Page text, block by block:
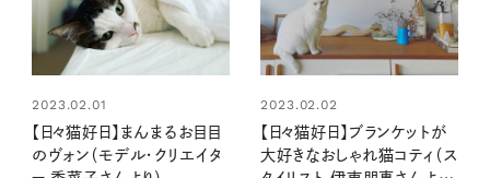
2023.02.01
【日々猫好日】まんまるお目目
のヴォン（モデル・クリエイタ
2023.02.02
【日々猫好日】ブランケットが
大好きなおしゃれ猫コティ（ス